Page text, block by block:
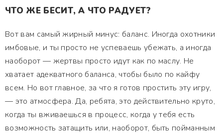
ЧТО ЖЕ БЕСИТ, А ЧТО РАДУЕТ?
Вот вам самый жирный минус: баланс. Иногда охотники
имбовые, и ты просто не успеваешь убежать, а иногда
наоборот — жертвы просто идут как по маслу. Не
хватает адекватного баланса, чтобы было по кайфу
всем. Но вот главное, за что я готов простить эту игру,
— это атмосфера. Да, ребята, это действительно круто,
когда ты вживаешься в процесс, когда у тебя есть
возможность затащить или, наоборот, быть пойманным